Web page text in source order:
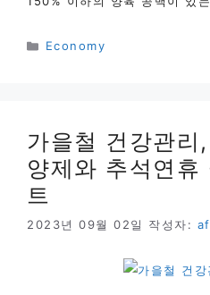
카
Economy
가을철 건강관리
양제와 추석연휴
트
2023년 09월 02일 작성자: